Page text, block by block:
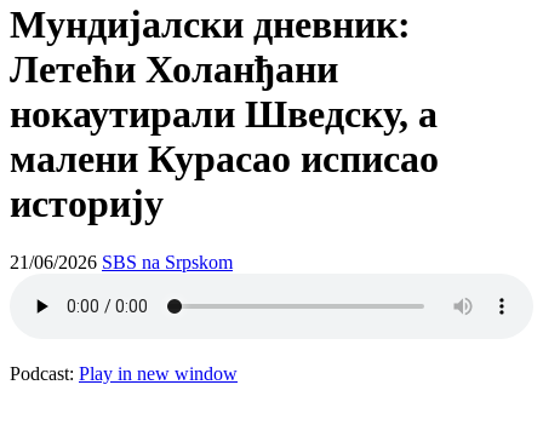
Мундијалски дневник:
Летећи Холанђани
нокаутирали Шведску, а
малени Курасао исписао
историју
21/06/2026 SBS na Srpskom
Podcast: Play in new window